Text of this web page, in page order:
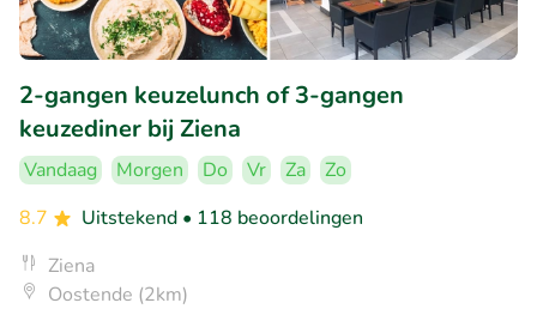
2-gangen keuzelunch of 3-gangen
keuzediner bij Ziena
Vandaag Morgen Do Vr Za
Zo
8.7
Uitstekend • 118 beoordelingen
Ziena
Oostende (2km)